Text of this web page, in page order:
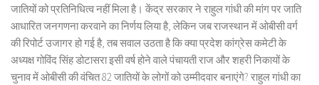
जातियों को प्रतिनिधित्व नहीं मिला है। केंद्र सरकार ने राहुल गांधी की मांग पर जाति
आधारित जनगणना करवाने का निर्णय लिया है, लेकिन जब राजस्थान में ओबीसी वर्ग
की रिपोर्ट उजागर हो गई है, तब सवाल उठता है कि क्या प्रदेश कांग्रेस कमेटी के
अध्यक्ष गोविंद सिंह डोटासरा इसी वर्ष होने वाले पंचायती राज और शहरी निकायों के
चुनाव में ओबीसी की वंचित 82 जातियों के लोगों को उम्मीदवार बनाएंगे? राहुल गांधी का